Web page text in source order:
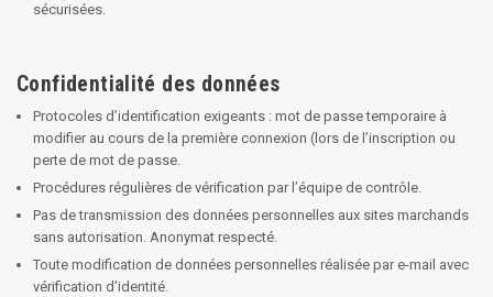
sécurisées.
Confidentialité des données
Protocoles d’identification exigeants : mot de passe temporaire à
modifier au cours de la première connexion (lors de l’inscription ou
perte de mot de passe.
Procédures régulières de vérification par l’équipe de contrôle.
Pas de transmission des données personnelles aux sites marchands
sans autorisation. Anonymat respecté.
Toute modification de données personnelles réalisée par e-mail avec
vérification d’identité.